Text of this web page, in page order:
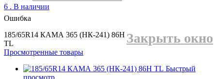
6 . В наличии
Ошибка
Закрыть окно
185/65R14 КАМА 365 (НК-241) 86H
TL
Просмотренные товары
Быстрый
просмотр